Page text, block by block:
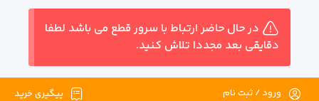
در حال حاضر ارتباط با سرور قطع می باشد لطفا
دقایقی بعد مجددا تلاش کنید.
پیگیری خرید ورود / ثبت نام